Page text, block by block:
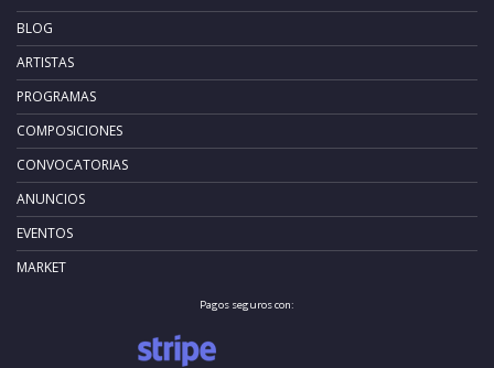
BLOG
ARTISTAS
PROGRAMAS
COMPOSICIONES
CONVOCATORIAS
ANUNCIOS
EVENTOS
MARKET
Pagos seguros con: